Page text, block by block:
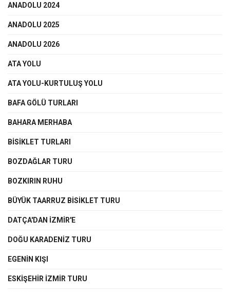
ANADOLU 2024
ANADOLU 2025
ANADOLU 2026
ATA YOLU
ATA YOLU-KURTULUŞ YOLU
BAFA GÖLÜ TURLARI
BAHARA MERHABA
BİSİKLET TURLARI
BOZDAĞLAR TURU
BOZKIRIN RUHU
BÜYÜK TAARRUZ BİSİKLET TURU
DATÇA'DAN İZMİR'E
DOĞU KARADENİZ TURU
EGENIN KIŞI
ESKİŞEHİR İZMİR TURU